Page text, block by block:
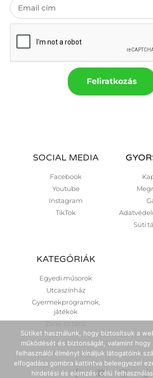
Feliratkozás
SOCIAL MEDIA
Facebook
Youtube
Instagram
TikTok
Süti
KATEGÓRIÁK
Egyedi műsorok
Utcaszínház
Gyermekprogramok,
játékok
Zene és tánc
Sütiket használunk, hogy biztosítsuk a
működését és biztonságát, valamint
felhasználói élményt kínáljuk látogatóink
elfogadása gombra kattintva beleegyezel
hirdetési és elemzési célú